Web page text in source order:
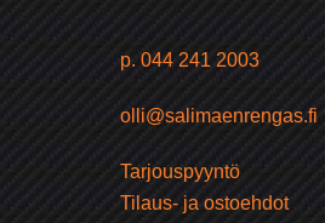
p. 044 241 2003
olli@salimaenrengas.fi
Tarjouspyyntö
Tilaus- ja ostoehdot